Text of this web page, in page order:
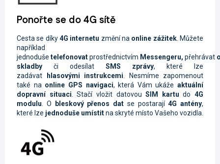
Ponořte se do 4G sítě
Cesta se díky 4G internetu změní na online zážitek. Můžete
například
jednoduše telefonovatprostřednictvím Messengeru, přehrávat
skladby či odesílat SMS zprávy, které lze
zadávat
hlasovými instrukcemi . Nesmíme zapomenout
také na online GPS navigaci, která Vám ukáže aktuální
dopravní situaci . Stačí vložit datovou SIM kartu do 4G
modulu . O bleskový přenos dat se postarají 4G antény,
které lze jednoduše umístitna skryté místo Vašeho vozidla.